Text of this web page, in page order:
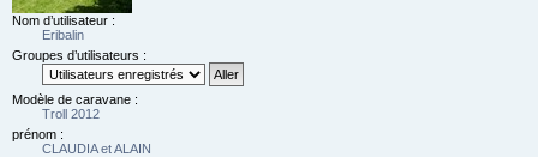
Nom d’utilisateur :
Eribalin
Groupes d’utilisateurs :
Modèle de caravane :
Troll 2012
prénom :
CLAUDIA et ALAIN